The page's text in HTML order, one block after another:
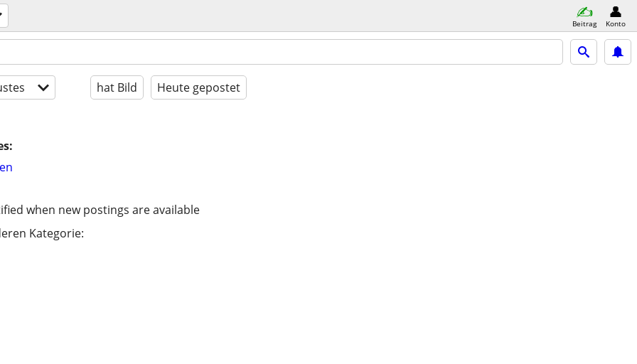
Beitrag Konto
hat Bild Heute gepostet
when new postings are available
Kategorie: